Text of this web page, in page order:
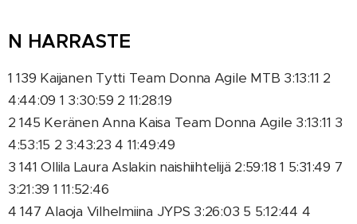
N HARRASTE
1 139 Kaijanen Tytti Team Donna Agile MTB 3:13:11 2
4:44:09 1 3:30:59 2 11:28:19
2 145 Keränen Anna Kaisa Team Donna Agile 3:13:11 3
4:53:15 2 3:43:23 4 11:49:49
3 141 Ollila Laura Aslakin naishiihtelijä 2:59:18 1 5:31:49 7
3:21:39 1 11:52:46
4 147 Alaoja Vilhelmiina JYPS 3:26:03 5 5:12:44 4